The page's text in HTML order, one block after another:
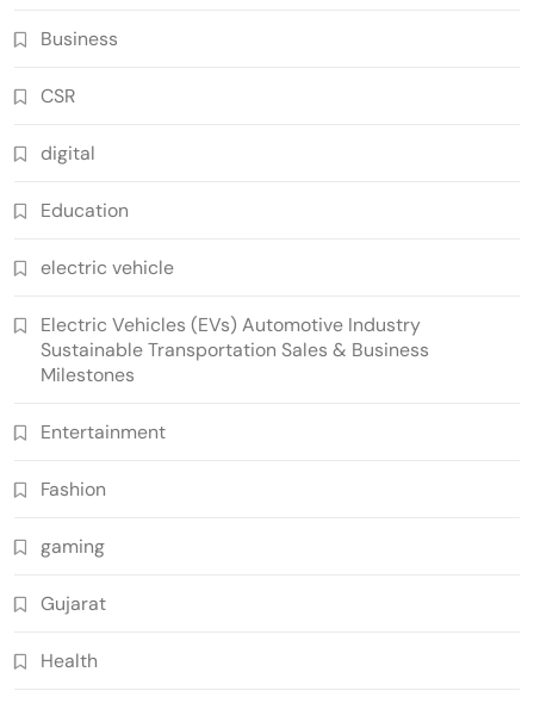
Business
CSR
digital
Education
electric vehicle
Electric Vehicles (EVs) Automotive Industry
Sustainable Transportation Sales & Business
Milestones
Entertainment
Fashion
gaming
Gujarat
Health